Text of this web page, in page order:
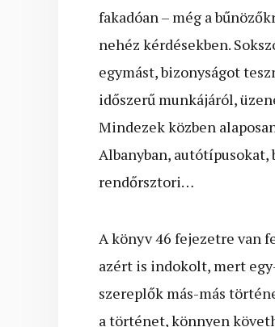
fakadóan – még a
nehéz kérdésekben.
egymást, bizonyságot
időszerű munkájáról,
Mindezek közben
Albanyban, autótípusokat,
rendőrsztori…
A könyv 46 fejezetre van
azért is indokolt, mert
szereplők más-más
a történet, könnyen